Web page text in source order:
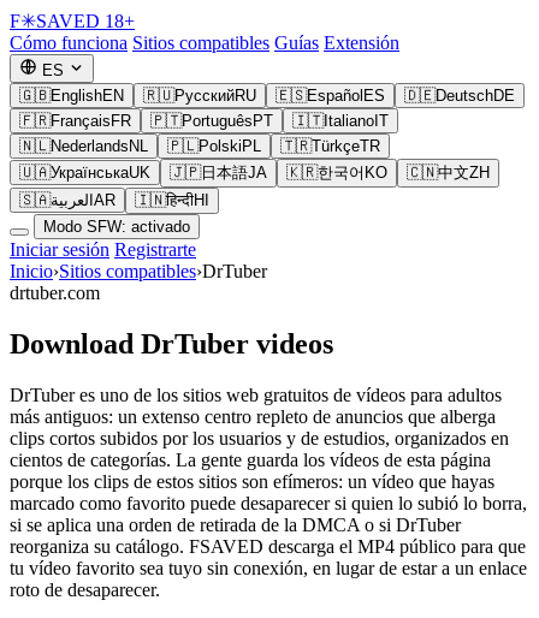
F✳SAVED 18+
Cómo funciona Sitios compatibles Guías Extensión
ES
🇬🇧EnglishEN 🇷🇺РусскийRU 🇪🇸Español ES 🇩🇪DeutschDE
🇫🇷Français FR 🇵🇹Português PT 🇮🇹Italiano IT
🇳🇱Nederlands NL 🇵🇱Polski PL 🇹🇷TürkçeTR
🇺🇦УкраїнськаUK 🇯🇵日本語JA 🇰🇷한국어 KO 🇨🇳中文ZH
🇸🇦العربية AR 🇮🇳हिन्दीHI
Modo SFW: activado
Iniciar sesión Registrarte
Inicio›Sitios compatibles›DrTuber
drtuber.com
Download DrTuber videos
DrTuber es uno de los sitios web gratuitos de vídeos para adultos
más antiguos: un extenso centro repleto de anuncios que alberga
clips cortos subidos por los usuarios y de estudios, organizados en
cientos de categorías. La gente guarda los vídeos de esta página
porque los clips de estos sitios son efímeros: un vídeo que hayas
marcado como favorito puede desaparecer si quien lo subió lo borra,
si se aplica una orden de retirada de la DMCA o si DrTuber
reorganiza su catálogo. FSAVED descarga el MP4 público para que
tu vídeo favorito sea tuyo sin conexión, en lugar de estar a un enlace
roto de desaparecer.